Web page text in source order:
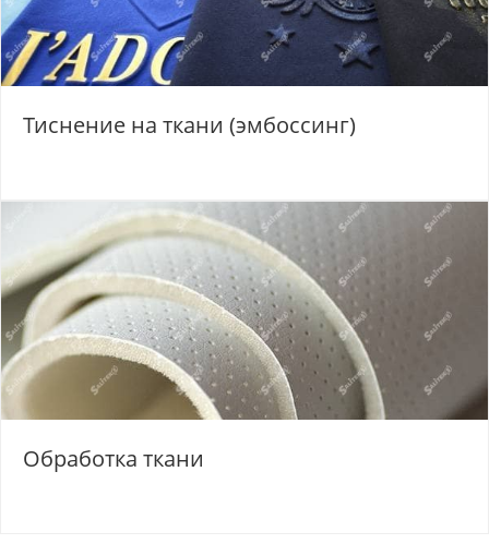
Тиснение на ткани (эмбоссинг)
Обработка ткани